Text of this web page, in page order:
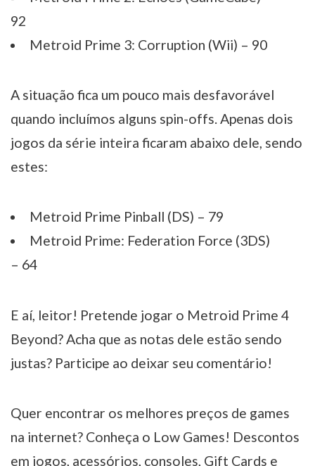
92
Metroid Prime 3: Corruption (Wii) – 90
A situação fica um pouco mais desfavorável
quando incluímos alguns spin-offs. Apenas dois
jogos da série inteira ficaram abaixo dele, sendo
estes:
Metroid Prime Pinball (DS) – 79
Metroid Prime: Federation Force (3DS)
– 64
E aí, leitor! Pretende jogar o Metroid Prime 4
Beyond? Acha que as notas dele estão sendo
justas? Participe ao deixar seu comentário!
Quer encontrar os melhores preços de games
na internet? Conheça o Low Games! Descontos
em jogos, acessórios, consoles, Gift Cards e